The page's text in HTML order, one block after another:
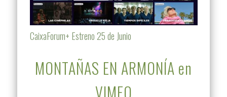
CaixaForum+ Estreno 25 de Junio
MONTAÑAS EN ARMONÍA en
VIMEO